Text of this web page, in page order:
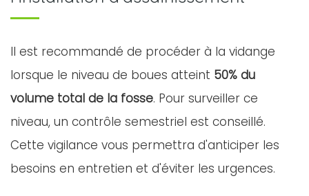
Il est recommandé de procéder à la vidange
lorsque le niveau de boues atteint 50% du
volume total de la fosse. Pour surveiller ce
niveau, un contrôle semestriel est conseillé.
Cette vigilance vous permettra d'anticiper les
besoins en entretien et d'éviter les urgences.